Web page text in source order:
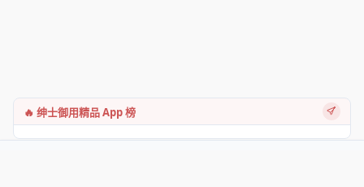
🔥 绅士御用精品 App 榜